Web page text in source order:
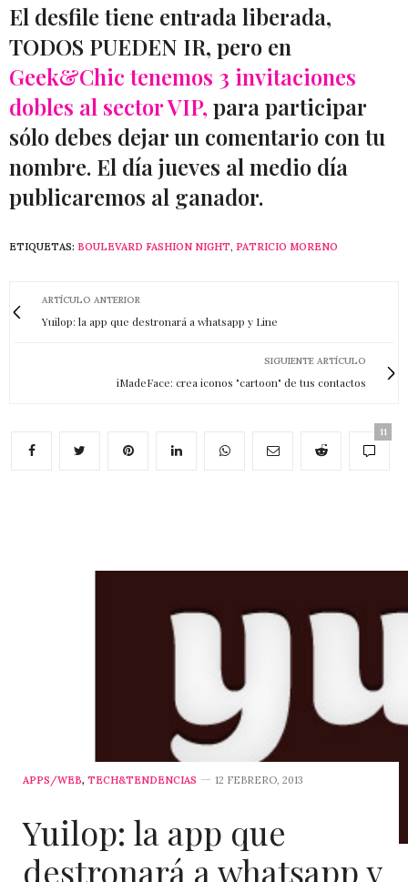
El desfile tiene entrada liberada,
TODOS PUEDEN IR, pero en
Geek&Chic tenemos 3 invitaciones
dobles al sector VIP, para participar
sólo debes dejar un comentario con tu
nombre. El día jueves al medio día
publicaremos al ganador.
ETIQUETAS: BOULEVARD FASHION NIGHT, PATRICIO MORENO
ARTÍCULO ANTERIOR
Yuilop: la app que destronará a whatsapp y Line
SIGUIENTE ARTÍCULO
iMadeFace: crea iconos "cartoon" de tus contactos
11
APPS/WEB, TECH&TENDENCIAS 12 FEBRERO, 2013
Yuilop: la app que
destronará a whatsapp y